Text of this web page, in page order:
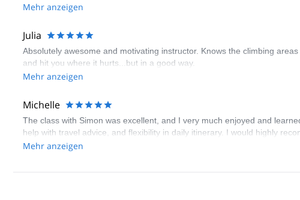
Mehr anzeigen
Julia
Absolutely awesome and motivating instructor. Knows the climbing
and hit you where it hurts...but in a good way.
Mehr anzeigen
Michelle
The class with Simon was excellent, and I very much enjoyed and
help with travel advice, and flexibility in daily itinerary. I would highly
Mehr anzeigen